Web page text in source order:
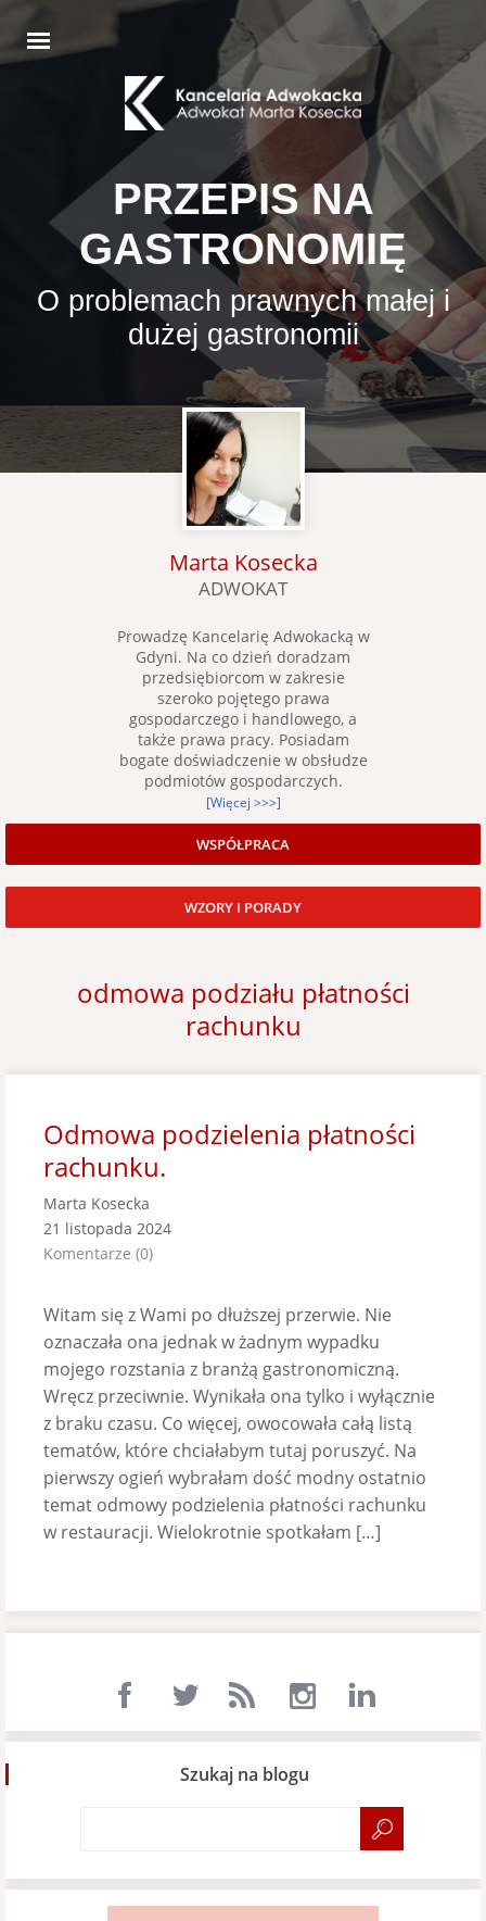
PRZEPIS NA
GASTRONOMIĘ
O problemach prawnych małej i
dużej gastronomii
Marta Kosecka
ADWOKAT
Prowadzę Kancelarię Adwokacką w
Gdyni. Na co dzień doradzam
przedsiębiorcom w zakresie
szeroko pojętego prawa
gospodarczego i handlowego, a
także prawa pracy. Posiadam
bogate doświadczenie w obsłudze
podmiotów gospodarczych.
[Więcej >>>]
WSPÓŁPRACA
WZORY I PORADY
odmowa podziału płatności
rachunku
Odmowa podzielenia płatności
rachunku.
Marta Kosecka
21 listopada 2024
Komentarze (0)
Witam się z Wami po dłuższej przerwie. Nie
oznaczała ona jednak w żadnym wypadku
mojego rozstania z branżą gastronomiczną.
Wręcz przeciwnie. Wynikała ona tylko i wyłącznie
z braku czasu. Co więcej, owocowała całą listą
tematów, które chciałabym tutaj poruszyć. Na
pierwszy ogień wybrałam dość modny ostatnio
temat odmowy podzielenia płatności rachunku
w restauracji. Wielokrotnie spotkałam […]
Szukaj na blogu